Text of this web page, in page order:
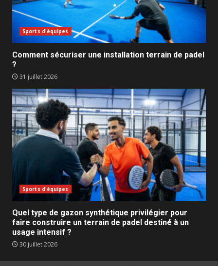
Sports d'équipes
Comment sécuriser une installation terrain de padel
?
31 juillet 2026
Sports d'équipes
Quel type de gazon synthétique privilégier pour
faire construire un terrain de padel destiné à un
usage intensif ?
30 juillet 2026